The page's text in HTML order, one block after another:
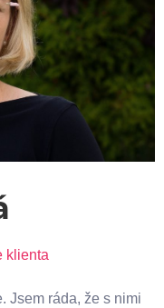
klienta
Jsem ráda, že s nimi